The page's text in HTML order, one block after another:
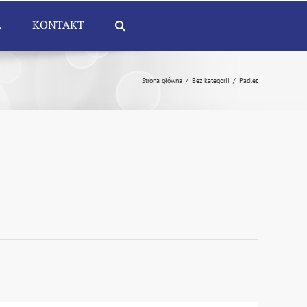
KONTAKT
Strona główna / Bez kategorii / Padlet